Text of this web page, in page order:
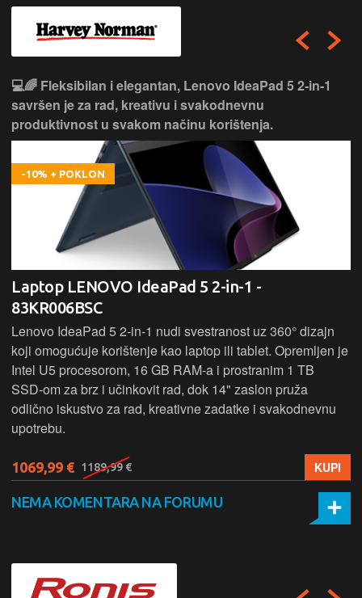
🎮⚡ Moćan i spreman za izazove, Lenovo LOQ 15
donosi vrhunske performanse za gaming i zahtjevne
zadatke bez kompromisa.
-100 € + POKLON
Laptop LENOVO LOQ 15AHP10 - 83JG002WSC
Lenovo LOQ 15AHP10 kombinira Ryzen 5 procesor, 16 GB
RAM-a i 1 TB SSD za brz rad i dovoljno prostora. Uz
Nvidia RTX 5050 grafiku pruža odlično gaming iskustvo i
rad u zahtjevnim aplikacijama, dok optimizirano hlađenje
osigurava stabilne performanse i pri većem opterećenju.
1299,99 € 1399,99 € KUPI
NEMA KOMENTARA NA FORUMU